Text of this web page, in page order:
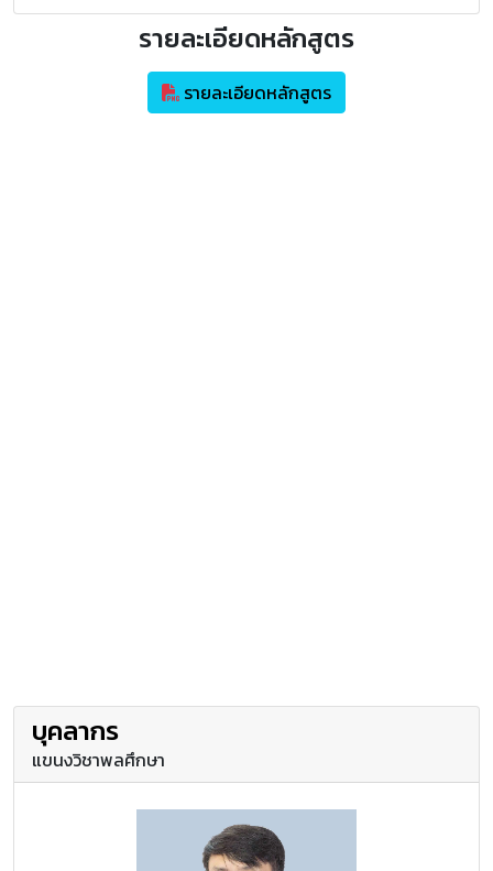
รายละเอียดหลักสูตร
รายละเอียดหลักสูตร
บุคลากร
แขนงวิชาพลศึกษา